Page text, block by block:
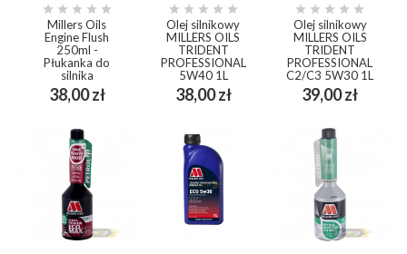
    
Millers Oils
Engine Flush
250ml -
Płukanka do
silnika
38,00 złCena
    
Olej silnikowy
MILLERS OILS
TRIDENT
PROFESSIONAL
5W40 1L
38,00 złCena
    
Olej silnikowy
MILLERS OILS
TRIDENT
PROFESSIONAL
C2/C3 5W30 1L
39,00 złCena